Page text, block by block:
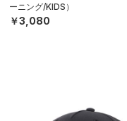
ーニング/KIDS）
￥3,080